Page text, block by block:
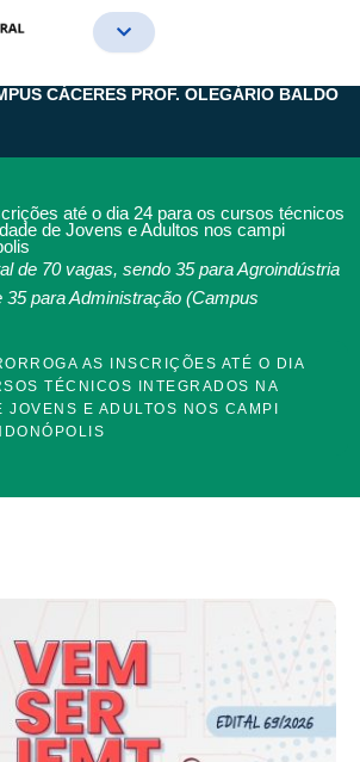
CÁCERES PROF. OLEGÁRIO BALDO
até o dia 24 para os cursos técnicos
de Jovens e Adultos nos campi
de 70 vagas, sendo 35 para Agroindústria
para Administração (Campus
AS INSCRIÇÕES ATÉ O DIA
TÉCNICOS INTEGRADOS NA
JOVENS E ADULTOS NOS CAMPI